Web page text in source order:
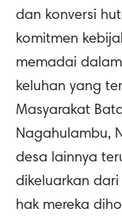
dan konversi
komitmen
memadai
keluhan yang
Masyarakat
Nagahulambu,
desa lainnya
dikeluarkan dari
hak mereka